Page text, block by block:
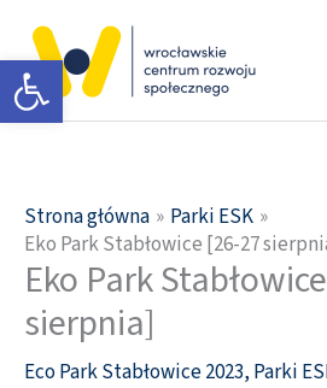
Otwórz pasek narzędzi
treści
Strona główna
Parki ESK
Eko Park Stabłowice [26-27
Eko Park
sierpnia]
Eco Park Stabłowice 2023, Parki